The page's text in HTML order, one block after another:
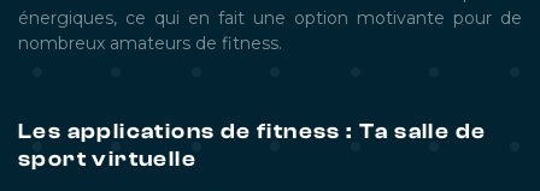
énergiques, ce qui en fait une option motivante pour de
nombreux amateurs de fitness.
Les applications de fitness : Ta salle de
sport virtuelle